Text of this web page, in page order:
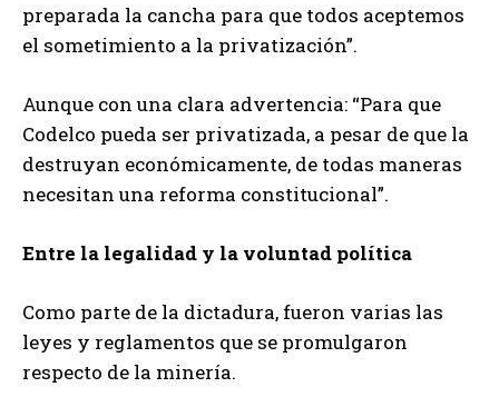
preparada la cancha para que todos aceptemos
el sometimiento a la privatización”.
Aunque con una clara advertencia: “Para que
Codelco pueda ser privatizada, a pesar de que la
destruyan económicamente, de todas maneras
necesitan una reforma constitucional”.
Entre la legalidad y la voluntad política
Como parte de la dictadura, fueron varias las
leyes y reglamentos que se promulgaron
respecto de la minería.